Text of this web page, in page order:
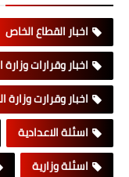
اخبار القطاع الخاص
اخبار وقرارات
اخبار وقرارت وزارة
اسئلة الاعدادية
اسئلة وزارية